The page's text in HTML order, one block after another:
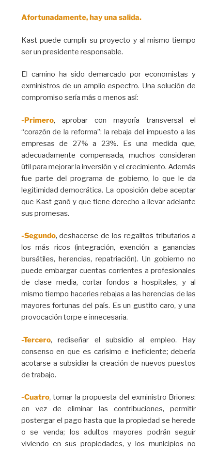
Afortunadamente, hay una salida.
Kast puede cumplir su proyecto y al mismo tiempo
ser un presidente responsable.
El camino ha sido demarcado por economistas y
exministros de un amplio espectro. Una solución de
compromiso sería más o menos así:
-Primero, aprobar con mayoría transversal el
“corazón de la reforma”: la rebaja del impuesto a las
empresas de 27% a 23%. Es una medida que,
adecuadamente compensada, muchos consideran
útil para mejorar la inversión y el crecimiento. Además
fue parte del programa de gobierno, lo que le da
legitimidad democrática. La oposición debe aceptar
que Kast ganó y que tiene derecho a llevar adelante
sus promesas.
-Segundo, deshacerse de los regalitos tributarios a
los más ricos (integración, exención a ganancias
bursátiles, herencias, repatriación). Un gobierno no
puede embargar cuentas corrientes a profesionales
de clase media, cortar fondos a hospitales, y al
mismo tiempo hacerles rebajas a las herencias de las
mayores fortunas del país. Es un gustito caro, y una
provocación torpe e innecesaria.
-Tercero, rediseñar el subsidio al empleo. Hay
consenso en que es carísimo e ineficiente; debería
acotarse a subsidiar la creación de nuevos puestos
de trabajo.
-Cuatro, tomar la propuesta del exministro Briones:
en vez de eliminar las contribuciones, permitir
postergar el pago hasta que la propiedad se herede
o se venda; los adultos mayores podrán seguir
viviendo en sus propiedades, y los municipios no